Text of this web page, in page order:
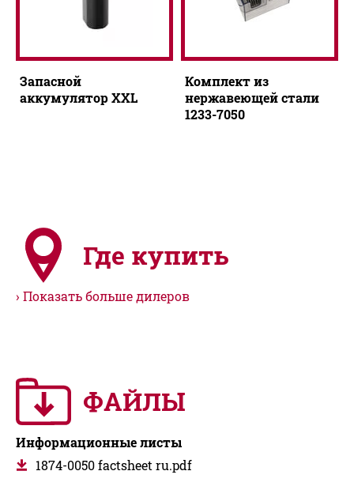
Запасной
аккумулятор XXL
Комплект из
нержавеющей стали
1233-7050
Где купить
Показать больше дилеров
ФАЙЛЫ
Информационные листы
1874-0050 factsheet ru.pdf